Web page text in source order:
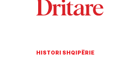
HISTORI SHQIPËRIE